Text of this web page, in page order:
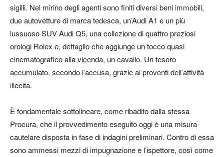
sigilli. Nel mirino degli agenti sono finiti diversi beni immobili,
due autovetture di marca tedesca, un’Audi A1 e un più
lussuoso SUV Audi Q5, una collezione di quattro preziosi
orologi Rolex e, dettaglio che aggiunge un tocco quasi
cinematografico alla vicenda, un cavallo. Un tesoro
accumulato, secondo l’accusa, grazie ai proventi dell’attività
illecita.
È fondamentale sottolineare, come ribadito dalla stessa
Procura, che il provvedimento eseguito oggi è una misura
cautelare disposta in fase di indagini preliminari. Contro di essa
sono ammessi mezzi di impugnazione e l’ispettore, così come